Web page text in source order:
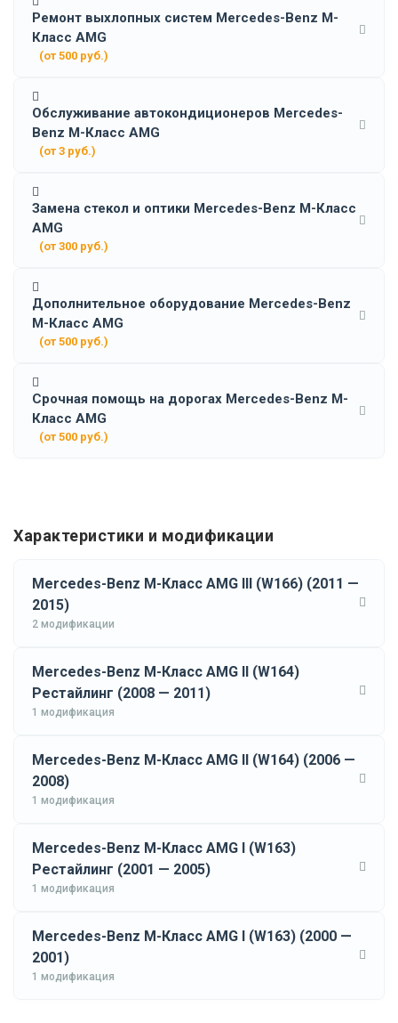
Ремонт выхлопных систем Mercedes-Benz M-
Класс AMG
(от 500 руб.)
Обслуживание автокондиционеров Mercedes-
Benz M-Класс AMG
(от 3 руб.)
Замена стекол и оптики Mercedes-Benz M-Класс
AMG
(от 300 руб.)
Дополнительное оборудование Mercedes-Benz
M-Класс AMG
(от 500 руб.)
Срочная помощь на дорогах Mercedes-Benz M-
Класс AMG
(от 500 руб.)
Характеристики и модификации
Mercedes-Benz M-Класс AMG III (W166) (2011 —
2015)
2 модификации
Mercedes-Benz M-Класс AMG II (W164)
Рестайлинг (2008 — 2011)
1 модификация
Mercedes-Benz M-Класс AMG II (W164) (2006 —
2008)
1 модификация
Mercedes-Benz M-Класс AMG I (W163)
Рестайлинг (2001 — 2005)
1 модификация
Mercedes-Benz M-Класс AMG I (W163) (2000 —
2001)
1 модификация